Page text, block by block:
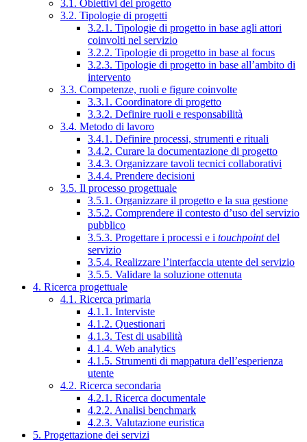
3.1. Obiettivi del progetto
3.2. Tipologie di progetti
3.2.1. Tipologie di progetto in base agli attori
coinvolti nel servizio
3.2.2. Tipologie di progetto in base al focus
3.2.3. Tipologie di progetto in base all’ambito di
intervento
3.3. Competenze, ruoli e figure coinvolte
3.3.1. Coordinatore di progetto
3.3.2. Definire ruoli e responsabilità
3.4. Metodo di lavoro
3.4.1. Definire processi, strumenti e rituali
3.4.2. Curare la documentazione di progetto
3.4.3. Organizzare tavoli tecnici collaborativi
3.4.4. Prendere decisioni
3.5. Il processo progettuale
3.5.1. Organizzare il progetto e la sua gestione
3.5.2. Comprendere il contesto d’uso del servizio
pubblico
3.5.3. Progettare i processi e i touchpointdel
servizio
3.5.4. Realizzare l’interfaccia utente del servizio
3.5.5. Validare la soluzione ottenuta
4. Ricerca progettuale
4.1. Ricerca primaria
4.1.1. Interviste
4.1.2. Questionari
4.1.3. Test di usabilità
4.1.4. Web analytics
4.1.5. Strumenti di mappatura dell’esperienza
utente
4.2. Ricerca secondaria
4.2.1. Ricerca documentale
4.2.2. Analisi benchmark
4.2.3. Valutazione euristica
5. Progettazione dei servizi